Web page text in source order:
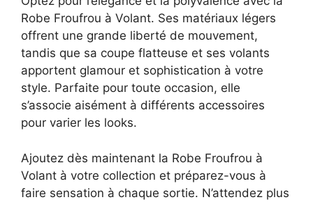
Robe Froufrou à Volant. Ses matériaux légers
offrent une grande liberté de mouvement,
tandis que sa coupe flatteuse et ses volants
apportent glamour et sophistication à votre
style. Parfaite pour toute occasion, elle
s’associe aisément à différents accessoires
pour varier les looks.
Ajoutez dès maintenant la Robe Froufrou à
Volant à votre collection et préparez-vous à
faire sensation à chaque sortie. N’attendez plus